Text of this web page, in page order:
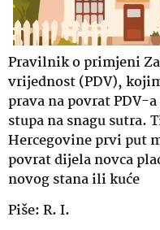
Pravilnik o primjeni
vrijednost (PDV),
prava na povrat
stupa na snagu sutra.
Hercegovine prvi put
povrat dijela novca
novog stana ili kuće
Piše: R. I.